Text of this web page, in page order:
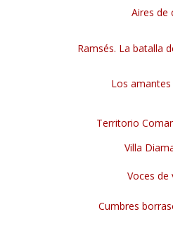
Aires de
Ramsés. La batalla
Los amantes
Territorio
Villa
Voces de
Cumbres